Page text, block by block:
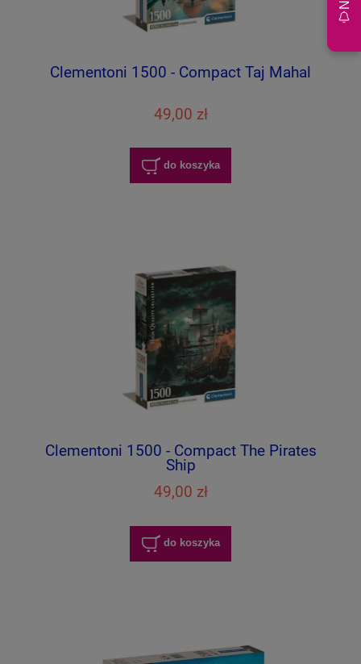
Clementoni 1500 - Compact Taj Mahal
49,00 zł
do koszyka
Clementoni 1500 - Compact The Pirates
Ship
49,00 zł
do koszyka